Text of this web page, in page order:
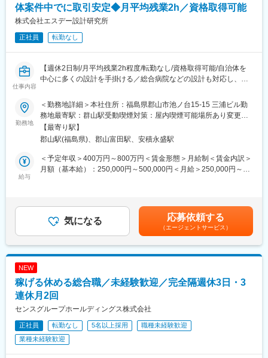
昇格を目指していただきます。その後はスーパーバイザー
（RSV）やマネージャーなど、より広い領域で活躍いただけるキ
重視し、相談しやすく協力し合える職場環境です。
当社は2023年2月に設立された楽天グループ100％出資の新会社
で、事業運営に必要な企画、立ち上げ、コンサルティング、オペ
レーション管理、システム・インフラ整備までを一括して提供し
ています。
変更の範囲：会社の定める業務
◇店舗運営
・店舗での電話応対
・在庫管理、売り場づくり、POP作成
・KPI管理・数値振り返り
■教育体制：
サービス知識・業務の流れなど基礎から学べ、楽天グループ共通
のeラーニングでビジネススキルの習得も可能。未経験でも安心し
てスタートできる環境です。
■このポジションの魅力：
◇未経験でも成長しやすいシンプルなオペレーション
料金体系が他キャリアよりシンプル覚えやすく、提案力を磨きや
後発キャリアだからこそ柔軟で風通しがよく、改善提案や企画が
店舗運営に活かされやすい文化があります。
スタッフ（R CREW）としてご活躍いただいたのち、約1年で店長
ャリアがあります。
■組織構成：
重視し、相談しやすく協力し合える職場環境です。
体案件中でに取引安定◆月平均残業2h／資格取得可能
株式会社エスデー設計研究所
正社員 転勤なし
仕事内容
【週休2日制/月平均残業2h程度/転勤なし/資格取得可能/自治体を
中心に多くの設計を手掛ける／総合病院などの設計も対応し、ラ
・総合病院や商業施設など幅広い分野にて設計を行う当社にて建
築企画・調査・設計の補助業務をお任せします。
■職務内容：
・建築設計のアシスタント業務として下記業務を対応します。経
験や資格がなくても建築系学校卒や建築業に携わりたい方は、建
築士の資格取得も目指しながらスキルアップができる環境となり
・建築設計の補助（3D CAD、Photoshop、BIM設計を活用）
※将来的には自治体に向けたコンペティション（入札）やクライア
ントに向けてプレゼン（企画からの提案）まで対応していただく
いって頂きます。内勤がメインとなりますが、現場行くことも若
干発生します。
・週休2日制で月平均残業時間が2時間程度とライフワークバラン
スを充実できる環境です。
勤務地
＜勤務地詳細＞本社住所：福島県郡山市池ノ台15-15 三浦ビル勤
務地最寄駅：群山駅受動喫煙対策：屋内喫煙可能場所あり変更の
範囲：無
【最寄り駅】
郡山駅(福島県)、郡山富田駅、安積永盛駅
給与
＜予定年収＞400万円～800万円＜賃金形態＞月給制＜賃金内訳＞
月額（基本給）：250,000円～500,000円＜月給＞250,000円～
あり、選考を通じて上下する可能性があります。月給(月額)は固定
手当を含めた表記です。
気になる 応募依頼する
（エージェントサービス）
NEW
稼げる休める総合職／未経験歓迎／完全隔週休3日・3
連休月2回
センスグループホールディングス株式会社
正社員 転勤なし 5名以上採用
職種未経験歓迎
業種未経験歓迎